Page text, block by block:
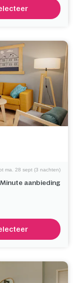
aanbieding
ma. 28 sept (3 nachten)